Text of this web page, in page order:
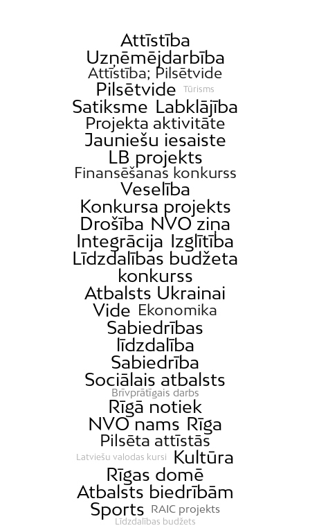
Attīstība
Uzņēmējdarbība
Attīstība; Pilsētvide
Pilsētvide Tūrisms
Satiksme Labklājība
Projekta aktivitāte
Jauniešu iesaiste
LB projekts
Finansēšanas konkurss
Veselība
Konkursa projekts
Drošība NVO ziņa
Integrācija Izglītība
Līdzdalības budžeta
konkurss
Atbalsts Ukrainai
Vide Ekonomika
Sabiedrības
līdzdalība
Sabiedrība
Sociālais atbalsts
Brīvprātīgais darbs
Rīgā notiek
NVO nams Rīga
Pilsēta attīstās
Latviešu valodas kursi
Kultūra
Rīgas domē
Atbalsts biedrībām
Sports
RAIC projekts
Līdzdalības budžets